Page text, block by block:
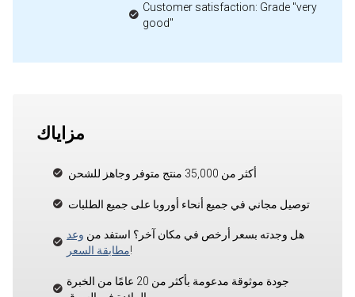
Customer satisfaction: Grade "very
good"
مزاياك
أكثر من 35,000 منتج متوفر وجاهز للشحن
توصيل مجاني في جميع أنحاء أوروبا على جميع الطلبات
هل وجدته بسعر أرخص في مكان آخر؟ استفد من وعد
مطابقة السعر!
جودة موثوقة مدعومة بأكثر من 20 عامًا من الخبرة